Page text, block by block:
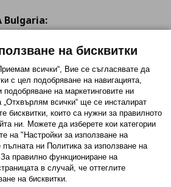
Bulgaria:
Instagram
на бисквитки (Cookies)
на бисквитки
всички“, Вие се съгласявате да
с цел подобряване на навигацията,
на маркетинговите ни
„Отхвърлям всички“ ще се инсталират
бисквитки, които са нужни за правилното
ни. Можете да изберете кои категории
на "Настройки за използване на
ни Политика за използване на
За правилно функциониране на
в случай, че оттеглите
на бисквитки.